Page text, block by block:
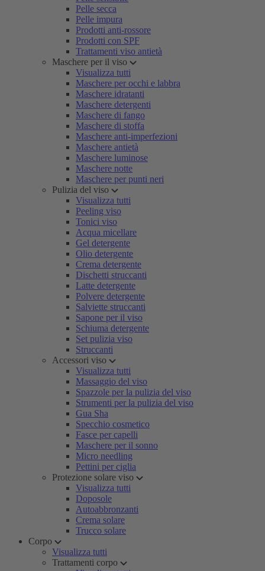
Pelle secca
Pelle impura
Prodotti anti-rossore
Prodotti con SPF
Trattamenti viso antietà
Maschere per il viso
Visualizza tutti
Maschere per occhi e labbra
Maschere idratanti
Maschere detergenti
Maschere di fango
Maschere di stoffa
Maschere anti-imperfezioni
Maschere antietà
Maschere luminose
Maschere notte
Maschere per punti neri
Pulizia del viso
Visualizza tutti
Peeling viso
Tonici viso
Acqua micellare
Gel detergente
Olio detergente
Crema detergente
Dischetti struccanti
Latte detergente
Polvere detergente
Salviette struccanti
Sapone per il viso
Schiuma detergente
Set pulizia viso
Struccanti
Accessori viso
Visualizza tutti
Massaggio del viso
Spazzole per la pulizia del viso
Strumenti per la pulizia del viso
Gua Sha
Specchio cosmetico
Fasce per capelli
Maschere per il sonno
Micro needling
Pettini per ciglia
Protezione solare viso
Visualizza tutti
Doposole
Autoabbronzanti
Crema solare
Trucco solare
Corpo
Visualizza tutti
Trattamenti corpo